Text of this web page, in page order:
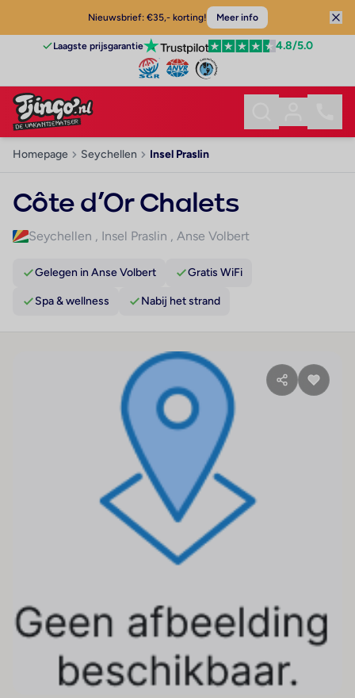
Nieuwsbrief: €35,- korting! Meer info
Laagste prijsgarantie 4.8/5.0
Homepage Seychellen Insel Praslin
Côte d’Or Chalets
Seychellen , Insel Praslin , Anse Volbert
Gelegen in Anse Volbert Gratis WiFi
Spa & wellness Nabij het strand